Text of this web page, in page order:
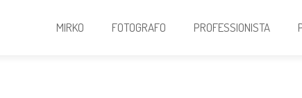
MIRKO FOTOGRAFO PROFESSIONISTA